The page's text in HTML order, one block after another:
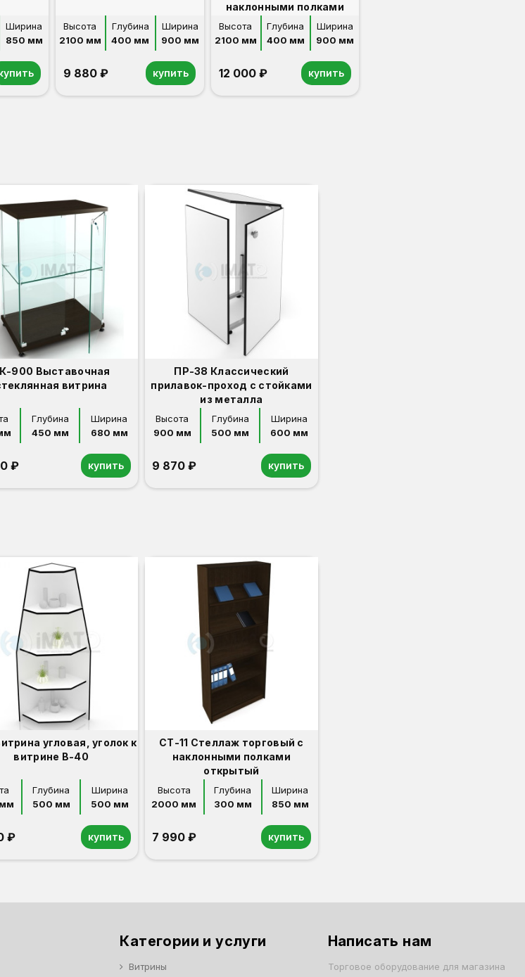
Ширина
850 мм
Высота
2100 мм
Глубина
400 мм
Ширина
900 мм
9 880 ₽ купить
наклонными полками
Высота
2100 мм
Глубина
400 мм
Ширина
900 мм
12 000 ₽ купить
900 Выставочная
витрина
Глубина
450 мм
Ширина
680 мм
₽ купить
ПР-38 Классический
прилавок-проход с стойками
из металла
Высота
900 мм
Глубина
500 мм
Ширина
600 мм
9 870 ₽ купить
угловая, уголок к
витрине В-40
Глубина
500 мм
Ширина
500 мм
₽ купить
СТ-11 Стеллаж торговый с
наклонными полками
открытый
Высота
2000 мм
Глубина
300 мм
Ширина
850 мм
7 990 ₽ купить
Категории и услуги
Витрины
Написать нам
Торговое оборудование для магазина